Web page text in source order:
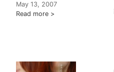
May 13, 2007
Read more